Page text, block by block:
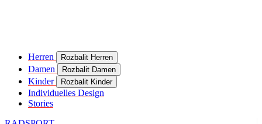
Herren Rozbalit Herren
Damen Rozbalit Damen
Kinder Rozbalit Kinder
Individuelles Design
Stories